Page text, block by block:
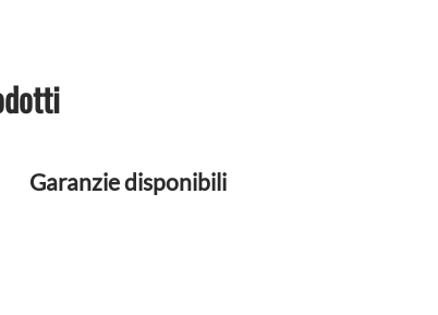
Garanzie disponibili